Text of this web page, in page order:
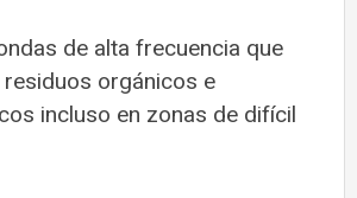
de alta frecuencia que
residuos orgánicos e
incluso en zonas de difícil